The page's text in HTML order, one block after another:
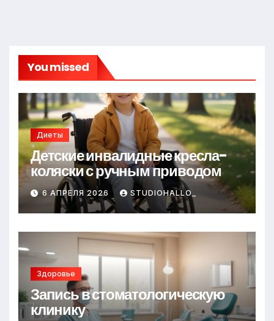
You missed
Диеты
Детские инвалидные кресла-
коляски с ручным приводом
6 АПРЕЛЯ 2026 STUDIOHALLO_
Здоровье
Запись в стоматологическую
клинику